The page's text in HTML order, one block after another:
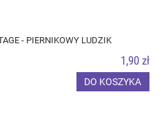
- PIERNIKOWY LUDZIK
1,90 zł
DO KOSZYKA